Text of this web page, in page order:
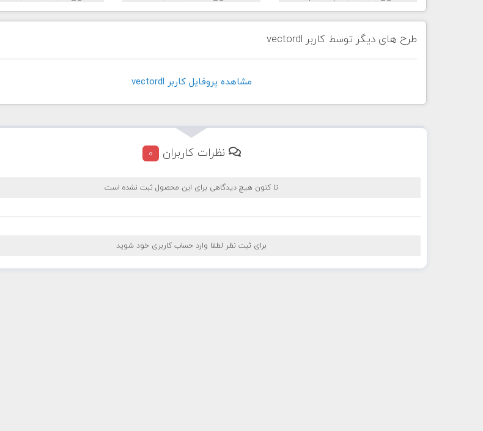
طرح های دیگر توسط کاربر vectordl
مشاهده پروفايل کاربر vectordl
نظرات کاربران 0
تا کنون هیچ دیدگاهی برای این محصول ثبت نشده است
برای ثبت نظر لطفا وارد حساب کاربری خود شوید